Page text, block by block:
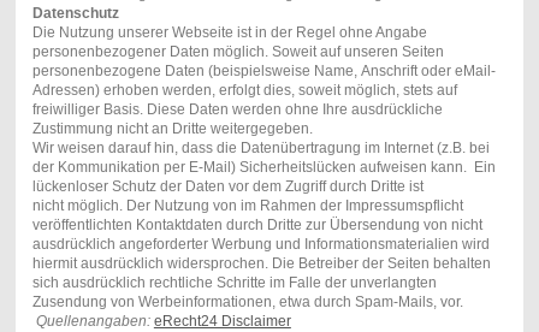
Datenschutz
Die Nutzung unserer Webseite ist in der Regel ohne Angabe
personenbezogener Daten möglich. Soweit auf unseren Seiten
personenbezogene Daten (beispielsweise Name, Anschrift oder eMail-
Adressen) erhoben werden, erfolgt dies, soweit möglich, stets auf
freiwilliger Basis. Diese Daten werden ohne Ihre ausdrückliche
Zustimmung nicht an Dritte weitergegeben.
Wir weisen darauf hin, dass die Datenübertragung im Internet (z.B. bei
der Kommunikation per E-Mail) Sicherheitslücken aufweisen kann. Ein
lückenloser Schutz der Daten vor dem Zugriff durch Dritte ist
nicht möglich. Der Nutzung von im Rahmen der Impressumspflicht
veröffentlichten Kontaktdaten durch Dritte zur Übersendung von nicht
ausdrücklich angeforderter Werbung und Informationsmaterialien wird
hiermit ausdrücklich widersprochen. Die Betreiber der Seiten behalten
sich ausdrücklich rechtliche Schritte im Falle der unverlangten
Zusendung von Werbeinformationen, etwa durch Spam-Mails, vor.
Quellenangaben: eRecht24 Disclaimer